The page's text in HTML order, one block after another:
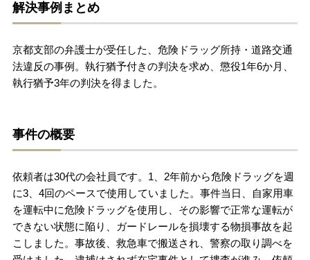
弁護士紹介
弁護士費用
解決実績
ご依頼者からのお手紙
無料相談の口コミ評判
解決事例まとめ
京都支部の弁護士が受任した、危険ドラッグ所持・道路交通
法違反の事例。執行猶予付きの判決を求め、懲役1年6か月、
執行猶予3年の判決を得ました。
事件の概要
依頼者は30代の会社員です。1、2年前から危険ドラッグを週
に3、4回のペースで使用していました。事件当日、自家用車
を運転中に危険ドラッグを使用し、その影響で正常な運転が
できない状態に陥り、ガードレールを損壊する物損事故を起
こしました。事故後、救急車で搬送され、警察の取り調べを